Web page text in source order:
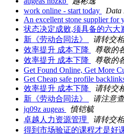
work online - start today
Data
An excellent stone supplier for
状态决定成败,须具备的六大
新《劳动合同法》
请转交
效率提升 成本下降
尊敬的
效率提升 成本下降
尊敬的
Get Found Online, Get More
Get Cheap safe profile
效率提升 成本下降
请转交
新《劳动合同法》
请注意
jq09z augeas
慎铠毓
卓越人力资源管理
请转交
得到市场验证的课程才是好